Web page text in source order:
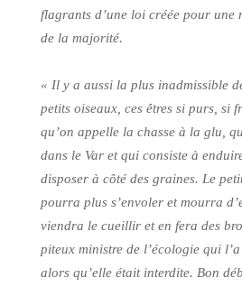
flagrants d’une loi créée pour une
de la majorité.
« Il y a aussi la plus inadmissible
petits oiseaux, ces êtres si purs, si
qu’on appelle la chasse à la glu,
dans le Var et qui consiste à
disposer à côté des graines. Le
pourra plus s’envoler et mourra
viendra le cueillir et en fera des
piteux ministre de l’écologie qui
alors qu’elle était interdite. Bon